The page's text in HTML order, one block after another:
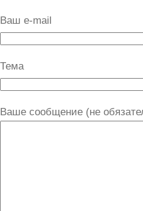
Ваш e-mail
Тема
Ваше сообщение (не